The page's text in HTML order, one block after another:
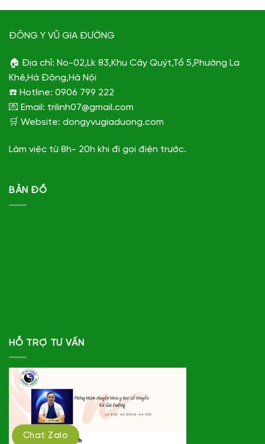
ĐÔNG Y VŨ GIA ĐƯỜNG
🏠 Địa chỉ: No-02,Lk 83,Khu Cây Quýt,Tổ 5,Phường La
Khê,Hà Đông,Hà Nội
☎️ Hotline: 0906 799 222
💌 Email: trilinh07@gmail.com
🛒 Website: dongyvugiaduong.com
Làm việc từ 8h- 20h khi đi gọi điện trước.
BẢN ĐỒ
HỖ TRỢ TƯ VẤN
Chat Zalo